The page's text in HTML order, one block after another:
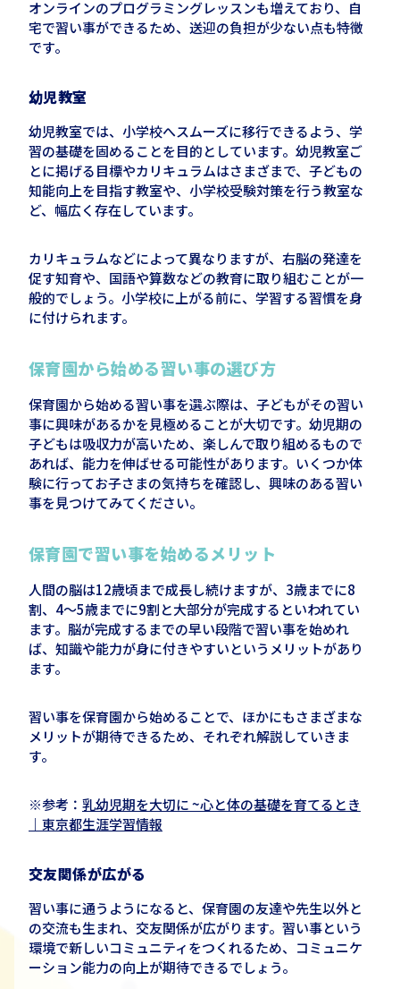
オンラインのプログラミングレッスンも増えており、自
宅で習い事ができるため、送迎の負担が少ない点も特徴
です。
幼児教室
幼児教室では、小学校へスムーズに移行できるよう、学
習の基礎を固めることを目的としています。幼児教室ご
とに掲げる目標やカリキュラムはさまざまで、子どもの
知能向上を目指す教室や、小学校受験対策を行う教室な
ど、幅広く存在しています。
カリキュラムなどによって異なりますが、右脳の発達を
促す知育や、国語や算数などの教育に取り組むことが一
般的でしょう。小学校に上がる前に、 学習する習慣を身
に付けられます。
保育園から始める習い事の選び方
保育園から始める習い事を選ぶ際は、子どもがその習い
事に興味があるかを見極めることが大切です。幼児期の
子どもは吸収力が高いため、楽しんで取り組めるもので
あれば、能力を伸ばせる可能性があります。いくつか体
験に行ってお子さまの気持ちを確認し、興味のある習い
事を見つけてみてください。
保育園で習い事を始めるメリット
人間の脳は12歳頃まで成長し続けますが、3歳までに8
割、4～5歳までに9割と大部分が完成するといわれてい
ます。脳が完成するまでの早い段階で習い事を始めれ
ば、知識や能力が身に付きやすいというメリットがあり
ます。
習い事を保育園から始めることで、ほかにもさまざまな
メリットが期待できるため、それぞれ解説していきま
す。
※参考： 乳幼児期を大切に ~心と体の基礎を育てるとき
｜東京都生涯学習情報
交友関係が広がる
習い事に通うようになると、保育園の友達や先生以外と
の交流も生まれ、交友関係が広がります。習い事という
環境で新しいコミュニティをつくれるため、コミュニケ
ーション能力の向上が期待できるでしょう。